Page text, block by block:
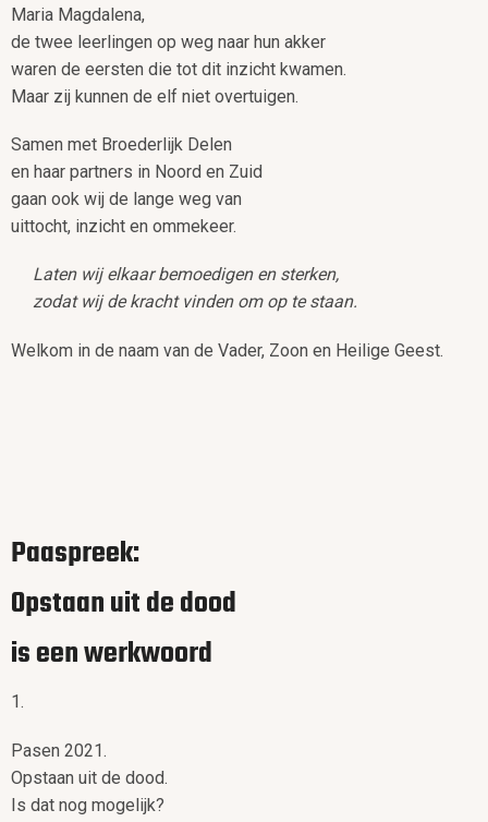
Maria Magdalena,
de twee leerlingen op weg naar hun akker
waren de eersten die tot dit inzicht kwamen.
Maar zij kunnen de elf niet overtuigen.
Samen met Broederlijk Delen
en haar partners in Noord en Zuid
gaan ook wij de lange weg van
uittocht, inzicht en ommekeer.
Laten wij elkaar bemoedigen en sterken,
zodat wij de kracht vinden om op te staan.
Welkom in de naam van de Vader, Zoon en Heilige Geest.
Paaspreek:
Opstaan uit de dood
is een werkwoord
1.
Pasen 2021.
Opstaan uit de dood.
Is dat nog mogelijk?